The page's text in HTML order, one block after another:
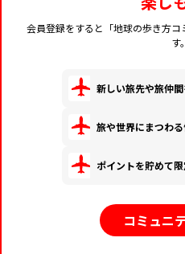
会員登録をすると「地球の歩き方
す。
新しい旅先や旅仲間
旅や世界にまつわ
ポイントを貯めて
コミュニ